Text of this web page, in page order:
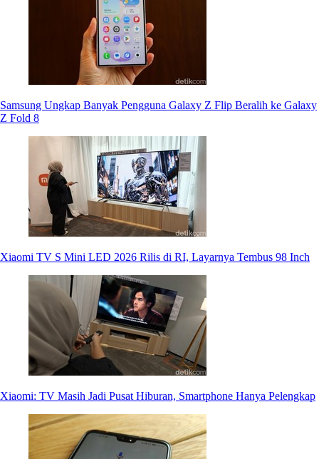
Samsung Ungkap Banyak Pengguna Galaxy Z Flip Beralih ke Galaxy
Z Fold 8
Xiaomi TV S Mini LED 2026 Rilis di RI, Layarnya Tembus 98 Inch
Xiaomi: TV Masih Jadi Pusat Hiburan, Smartphone Hanya Pelengkap